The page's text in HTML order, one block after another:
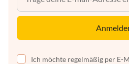
Ich möchte regelmäßig per E-